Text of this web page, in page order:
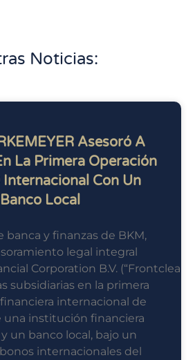
Noticias:
Asesoró A
La Primera Operación
Internacional Con Un
Banco Local
banca y finanzas de BKM,
legal integral
Corporation B.V. (“Frontclear”)
subsidiarias en la primera
internacional de
una institución financiera
un banco local, bajo un
internacionales del